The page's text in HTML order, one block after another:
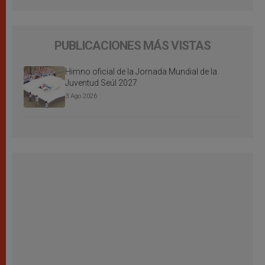
PUBLICACIONES MÁS VISTAS
Himno oficial de la Jornada Mundial de la
Juventud Seúl 2027
3 Ago 2026